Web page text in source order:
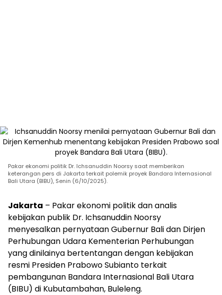
Pakar ekonomi politik Dr. Ichsanuddin Noorsy saat memberikan
keterangan pers di Jakarta terkait polemik proyek Bandara Internasional
Bali Utara (BIBU), Senin (6/10/2025).
Jakarta – Pakar ekonomi politik dan analis
kebijakan publik Dr. Ichsanuddin Noorsy
menyesalkan pernyataan Gubernur Bali dan Dirjen
Perhubungan Udara Kementerian Perhubungan
yang dinilainya bertentangan dengan kebijakan
resmi Presiden Prabowo Subianto terkait
pembangunan Bandara Internasional Bali Utara
(BIBU) di Kubutambahan, Buleleng.